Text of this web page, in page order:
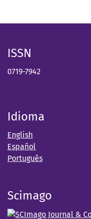
ISSN
0719-7942
Idioma
English
Español
Português
Scimago